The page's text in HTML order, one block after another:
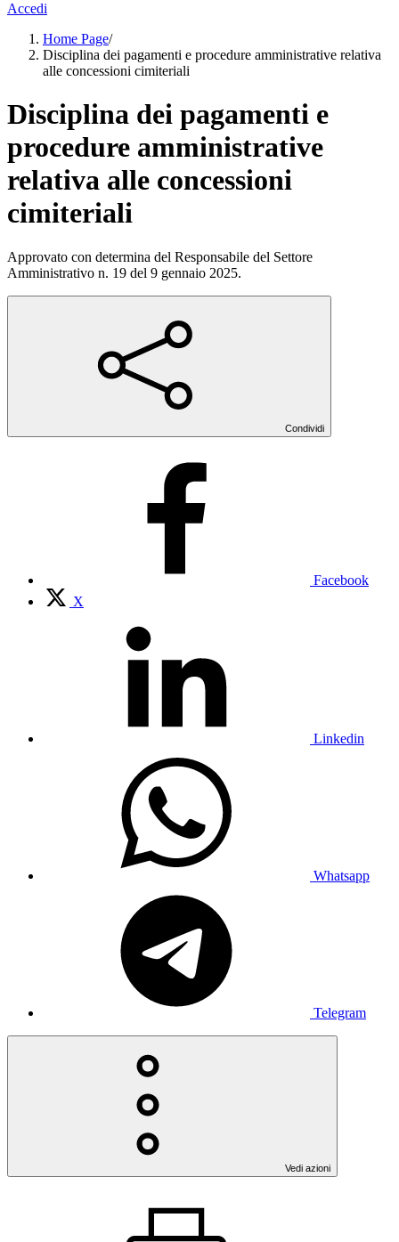
Accedi
Home Page/
Disciplina dei pagamenti e procedure amministrative relativa
alle concessioni cimiteriali
Disciplina dei pagamenti e
procedure amministrative
relativa alle concessioni
cimiteriali
Approvato con determina del Responsabile del Settore
Amministrativo n. 19 del 9 gennaio 2025.
Condividi
Facebook
X
Linkedin
Whatsapp
Telegram
Vedi azioni